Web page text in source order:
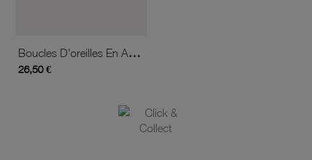
Boucles D'oreilles En Acier Doré
26,50 €